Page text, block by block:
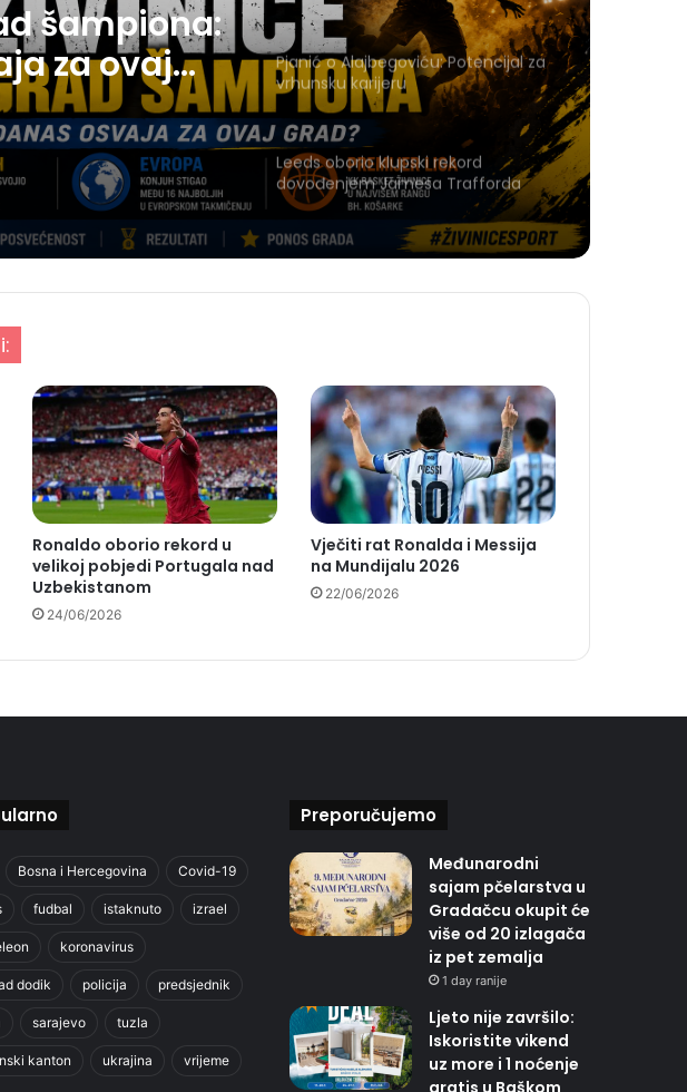
šampiona:
za ovaj
Pjanić o Alajbegoviću: Potencijal za
vrhunsku karijeru
Leeds oborio klupski rekord
dovođenjem Jamesa Trafforda
Ronaldo oborio rekord u
velikoj pobjedi Portugala nad
Uzbekistanom
24/06/2026
Vječiti rat Ronalda i Messija
na Mundijalu 2026
22/06/2026
Bosna i Hercegovina Covid-19
fudbal istaknuto izrael
koronavirus
dodik policija predsjednik
sarajevo tuzla
kanton ukrajina vrijeme
Preporučujemo
Međunarodni
sajam pčelarstva u
Gradačcu okupit će
više od 20 izlagača
iz pet zemalja
1 day ranije
Ljeto nije završilo:
Iskoristite vikend
uz more i 1 noćenje